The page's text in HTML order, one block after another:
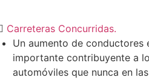
Carreteras Concurridas.
Un aumento de
importante contribuyente a
automóviles que nunca en